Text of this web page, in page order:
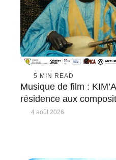
5 MIN READ
Musique de film :
résidence aux
4 août 2026